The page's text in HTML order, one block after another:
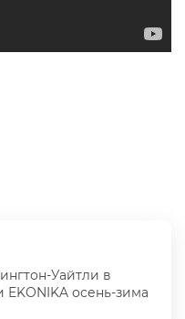
Уайтли в
осень-зима